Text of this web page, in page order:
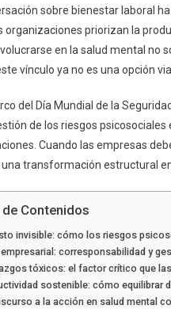
sobre bienestar laboral
organizaciones priorizan la
en la salud mental no
vínculo ya no es una opción
del Día Mundial de la
de los riesgos
Cuando las empresas
transformación estructural
Contenidos
invisible: cómo los riesgos
empresarial: corresponsabilidad y
tóxicos: el factor crítico que
sostenible: cómo equilibrar
a la acción en salud mental